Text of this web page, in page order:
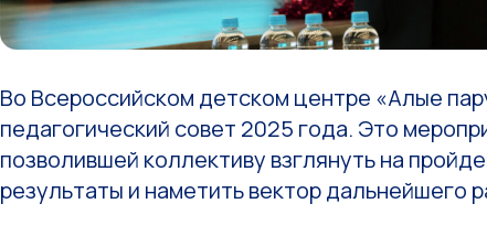
Во Всероссийском детском центре «Алые
педагогический совет 2025 года. Это
позволившей коллективу взглянуть на
результаты и наметить вектор дальнейшего